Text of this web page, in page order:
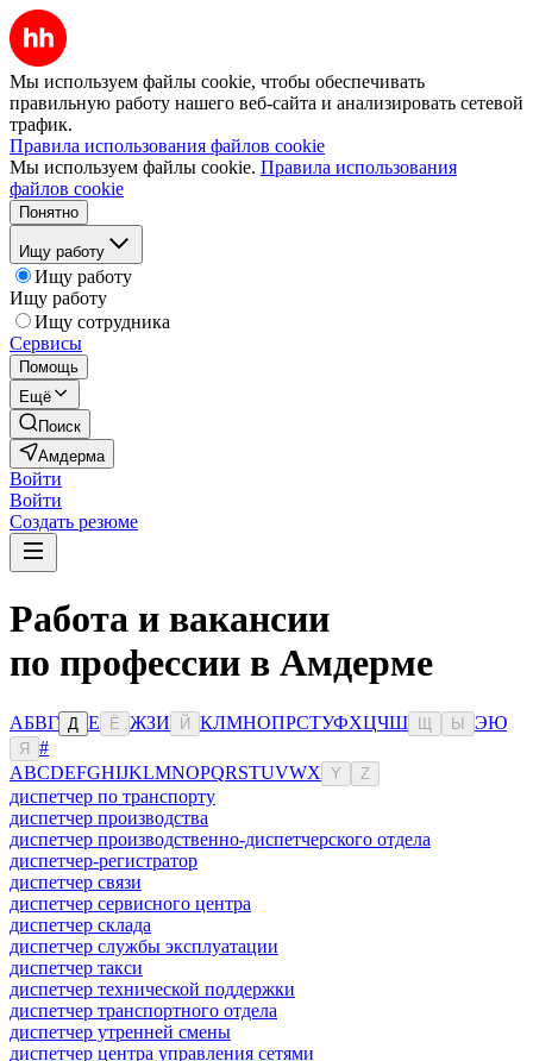
Мы используем файлы cookie, чтобы обеспечивать
правильную работу нашего веб-сайта и анализировать сетевой
трафик.
Правила использования файлов cookie
Мы используем файлы cookie. Правила использования
файлов cookie
Понятно
Ищу работу
Ищу работу
Ищу работу
Ищу сотрудника
Сервисы
Помощь
Ещё
Поиск
Амдерма
Войти
Войти
Создать резюме
Работа и вакансии
по профессии в Амдерме
АБВГ Д Е Ё ЖЗИ Й КЛМНОПРСТУФХЦЧШ Ы ЭЮ
Я
#
ABCDEFGHIJKLMNOPQRSTUVWX Y Z
диспетчер по транспорту
диспетчер производства
диспетчер производственно-диспетчерского отдела
диспетчер-регистратор
диспетчер связи
диспетчер сервисного центра
диспетчер склада
диспетчер службы эксплуатации
диспетчер такси
диспетчер технической поддержки
диспетчер транспортного отдела
диспетчер утренней смены
диспетчер центра управления сетями